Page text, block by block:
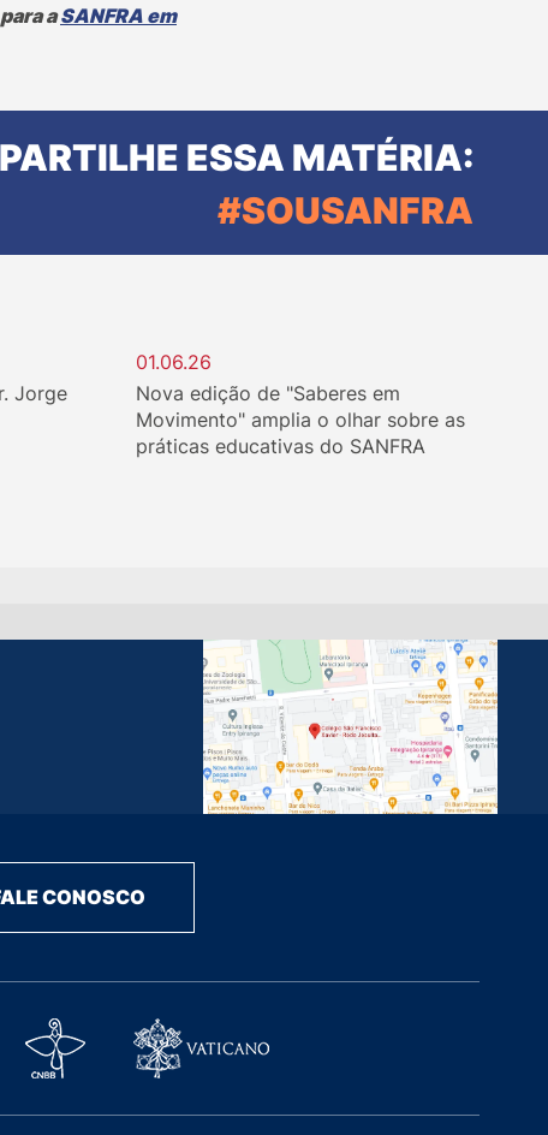
aSANFRA em
ESSA MATÉRIA:
#SOUSANFRA
Jorge
01.06.26
Nova edição de "Saberes em
Movimento" amplia o olhar sobre as
práticas educativas do SANFRA
CONOSCO